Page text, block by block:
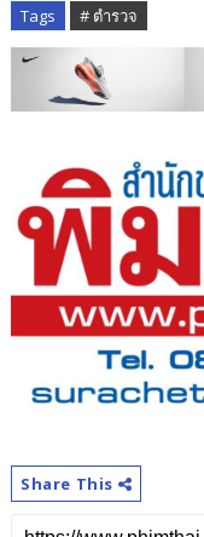
Tags # ตำรวจ
Share This